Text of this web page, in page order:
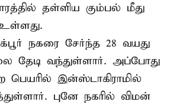
தள்ளிய கும்பல் மீது
உள்ளது.
நகரை சேர்ந்த 28 வயது
வந்துள்ளார். அப்போது
இன்ஸ்டாகிராமில்
புனே நகரில் விமன்